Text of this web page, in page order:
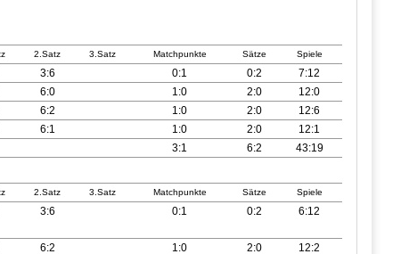
2.Satz 3.Satz Matchpunkte Sätze Spiele
3:6 0:1 0:2
7:12
6:0 1:0 2:0
12:0
6:2 1:0 2:0
12:6
6:1 1:0 2:0
12:1
3:1 6:2 43:19
2.Satz 3.Satz Matchpunkte Sätze Spiele
3:6 0:1 0:2 6:12
6:2 1:0 2:0 12:2